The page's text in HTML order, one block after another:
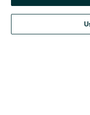
Kontynuując za
Regulamin